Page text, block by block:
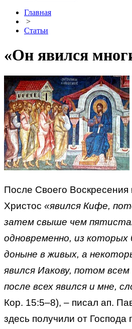
Главная
>
Статьи
«Он явился
После Своего Воскресения
Христос «явился Кифе,
затем свыше чем
одновременно, из
доныне в живых, а
явился Иакову, потом
после всех явился и мне,
Кор. 15:5–8), – писал ап.
здесь получили от